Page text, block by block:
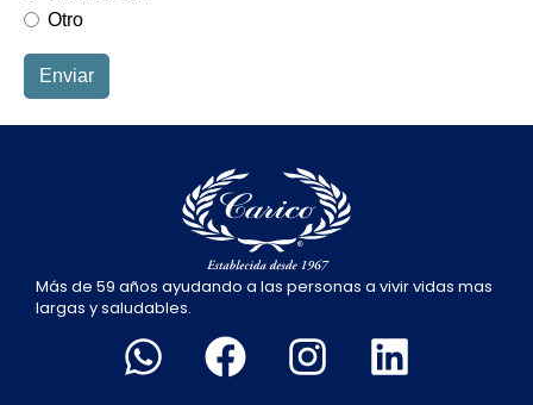
Más de 59 años ayudando a las personas a vivir vidas mas
largas y saludables.